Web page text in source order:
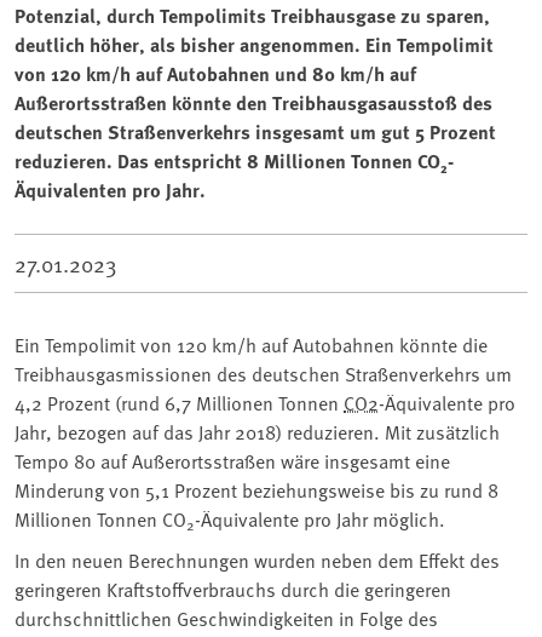
Potenzial, durch Tempolimits Treibhausgase zu sparen,
deutlich höher, als bisher angenommen. Ein Tempolimit
von 120 km/h auf Autobahnen und 80 km/h auf
Außerortsstraßen könnte den Treibhausgasausstoß des
deutschen Straßenverkehrs insgesamt um gut 5 Prozent
reduzieren. Das entspricht 8 Millionen Tonnen CO₂-
Äquivalenten pro Jahr.
27.01.2023
Ein Tempolimit von 120 km/h auf Autobahnen könnte die
Treibhausgasmissionen des deutschen Straßenverkehrs um
4,2 Prozent (rund 6,7 Millionen Tonnen CO2-Äquivalente pro
Jahr, bezogen auf das Jahr 2018) reduzieren. Mit zusätzlich
Tempo 80 auf Außerortsstraßen wäre insgesamt eine
Minderung von 5,1 Prozent beziehungsweise bis zu rund 8
Millionen Tonnen CO2-Äquivalente pro Jahr möglich.
In den neuen Berechnungen wurden neben dem Effekt des
geringeren Kraftstoffverbrauchs durch die geringeren
durchschnittlichen Geschwindigkeiten in Folge des